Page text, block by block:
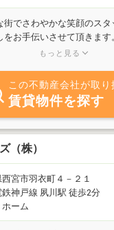
街でさわやかな笑顔のス
をお手伝いさせて頂きま
けるお客様満足度100％の
もっと見る
この不動産会社が取り
賃貸物件を探す
（株）
宮市羽衣町４－２１
鉄神戸線 夙川駅 徒歩2分
ホーム